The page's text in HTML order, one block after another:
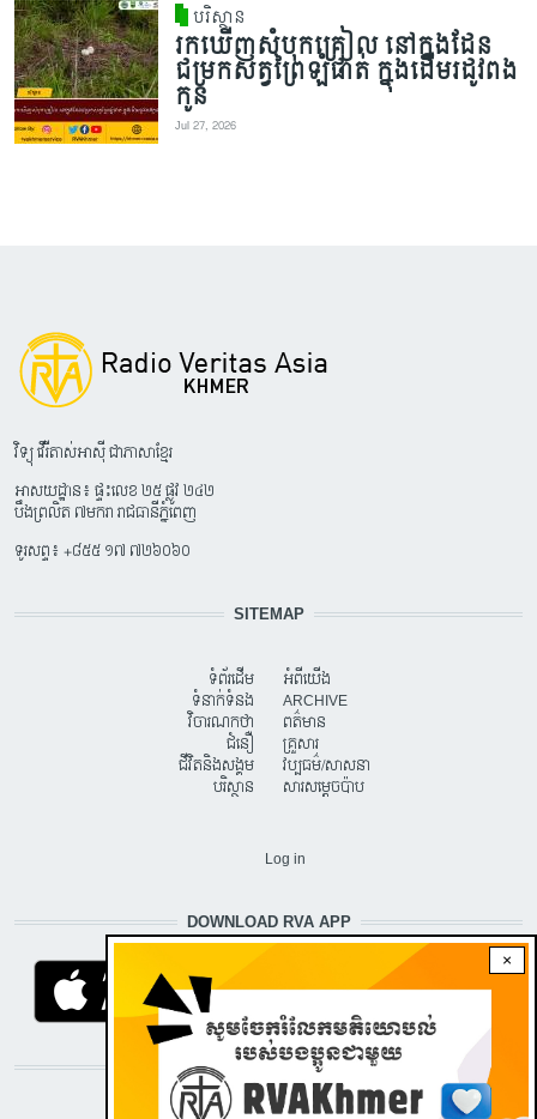
បរិស្ថាន
រកឃើញសំបុកគ្រៀល នៅក្នុងដែន
ជម្រកសត្វព្រៃឡំផាត់ ក្នុងដើមរដូវពង
កូន
Jul 27, 2026
×
វិទ្យុ វើរីតាស់អាស៊ី ជាភាសាខ្មែរ
អាសយដ្ឋាន៖ ផ្ទះលេខ ២៥ ផ្លូវ ២៤២
បឹងព្រលិត ៧មករា រាជធានីភ្នំពេញ
ទូរសព្ទ៖ +៨៥៥ ១៧ ៧២៦០៦០
SITEMAP
ទំព័រដើម
ទំនាក់ទំនង
វិចារណកថា
ជំនឿ
ជីវិតនិងសង្គម
បរិស្ថាន
អំពីយើង
ARCHIVE
ពត៌មាន
គ្រួសារ
វប្បធម៌/សាសនា
សារសម្តេចប៉ាប
Log in
DOWNLOAD RVA APP
STAY CONNECTED WITH US!